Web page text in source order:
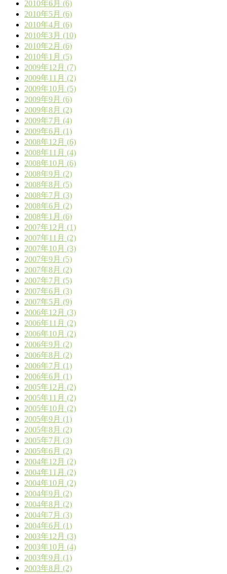
2010年6月 (6)
2010年5月 (6)
2010年4月 (6)
2010年3月 (10)
2010年2月 (6)
2010年1月 (5)
2009年12月 (7)
2009年11月 (2)
2009年10月 (5)
2009年9月 (6)
2009年8月 (2)
2009年7月 (4)
2009年6月 (1)
2008年12月 (6)
2008年11月 (4)
2008年10月 (6)
2008年9月 (2)
2008年8月 (5)
2008年7月 (3)
2008年6月 (2)
2008年1月 (6)
2007年12月 (1)
2007年11月 (2)
2007年10月 (3)
2007年9月 (5)
2007年8月 (2)
2007年7月 (5)
2007年6月 (3)
2007年5月 (9)
2006年12月 (3)
2006年11月 (2)
2006年10月 (2)
2006年9月 (2)
2006年8月 (2)
2006年7月 (1)
2006年6月 (1)
2005年12月 (2)
2005年11月 (2)
2005年10月 (2)
2005年9月 (1)
2005年8月 (2)
2005年7月 (3)
2005年6月 (2)
2004年12月 (2)
2004年11月 (2)
2004年10月 (2)
2004年9月 (2)
2004年8月 (2)
2004年7月 (3)
2004年6月 (1)
2003年12月 (3)
2003年10月 (4)
2003年9月 (1)
2003年8月 (2)